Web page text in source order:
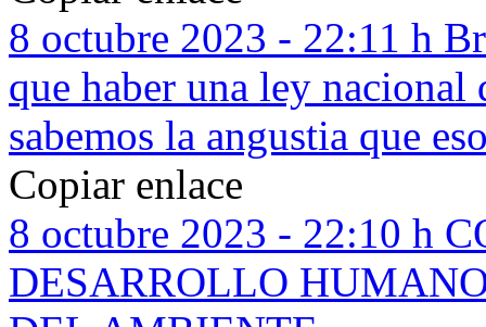
8 octubre 2023 - 22:11 h
que haber una ley
sabemos la angustia que
Copiar enlace
8 octubre 2023 - 22:10 h
DESARROLLO